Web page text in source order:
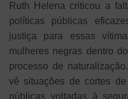
Ruth Helena criticou a
políticas públicas
justiça para essas
mulheres negras dentro
processo de
vê situações de cortes
públicas voltadas à